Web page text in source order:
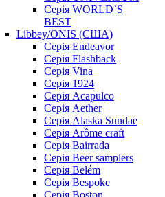
Серія WORLD`S
BEST
Libbey/ONIS (США)
Cерія Endeavor
Cерія Flashback
Cерія Vina
Серія 1924
Серія Acapulco
Серія Aether
Серія Alaska Sundae
Серія Arôme craft
Серія Bairrada
Серія Beer samplers
Серія Belém
Серія Bespoke
Серія Boston